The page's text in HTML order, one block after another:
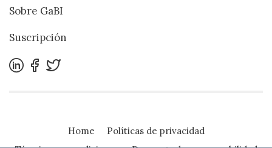
Sobre GaBI
Suscripción
Home
Políticas de privacidad